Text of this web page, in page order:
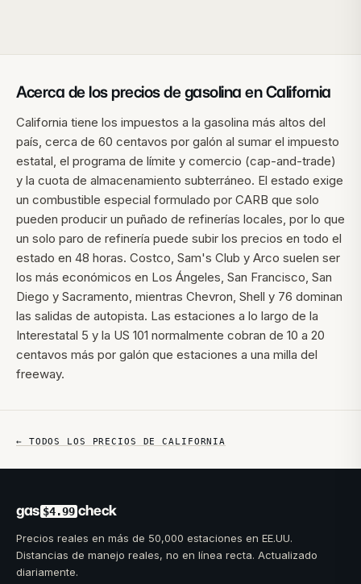
Acerca de los precios de gasolina en California
California tiene los impuestos a la gasolina más altos del
país, cerca de 60 centavos por galón al sumar el impuesto
estatal, el programa de límite y comercio (cap-and-trade)
y la cuota de almacenamiento subterráneo. El estado exige
un combustible especial formulado por CARB que solo
pueden producir un puñado de refinerías locales, por lo que
un solo paro de refinería puede subir los precios en todo el
estado en 48 horas. Costco, Sam's Club y Arco suelen ser
los más económicos en Los Ángeles, San Francisco, San
Diego y Sacramento, mientras Chevron, Shell y 76 dominan
las salidas de autopista. Las estaciones a lo largo de la
Interestatal 5 y la US 101 normalmente cobran de 10 a 20
centavos más por galón que estaciones a una milla del
freeway.
← TODOS LOS PRECIOS DECALIFORNIA
gas $4.99 check
Precios reales en más de 50,000 estaciones en EE.UU.
Distancias de manejo reales, no en línea recta. Actualizado
diariamente.